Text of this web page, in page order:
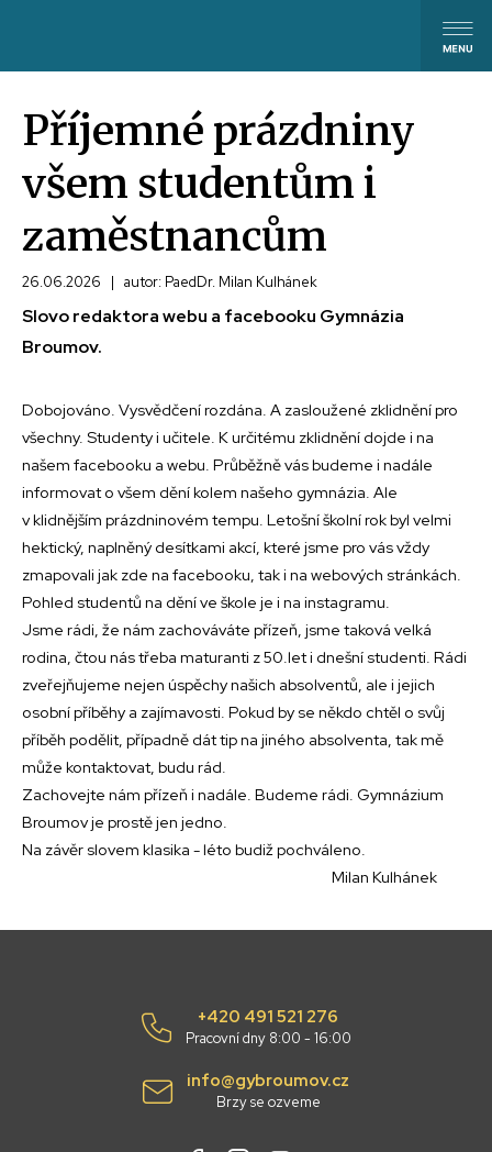
Příjemné prázdniny
všem studentům i
zaměstnancům
26.06.2026 | autor: PaedDr. Milan Kulhánek
Slovo redaktora webu a facebooku Gymnázia
Broumov.
Dobojováno. Vysvědčení rozdána. A zasloužené zklidnění pro
všechny. Studenty i učitele. K určitému zklidnění dojde i na
našem facebooku a webu. Průběžně vás budeme i nadále
informovat o všem dění kolem našeho gymnázia. Ale
v klidnějším prázdninovém tempu. Letošní školní rok byl velmi
hektický, naplněný desítkami akcí, které jsme pro vás vždy
zmapovali jak zde na facebooku, tak i na webových stránkách.
Pohled studentů na dění ve škole je i na instagramu.
Jsme rádi, že nám zachováváte přízeň, jsme taková velká
rodina, čtou nás třeba maturanti z 50.let i dnešní studenti. Rádi
zveřejňujeme nejen úspěchy našich absolventů, ale i jejich
osobní příběhy a zajímavosti. Pokud by se někdo chtěl o svůj
příběh podělit, případně dát tip na jiného absolventa, tak mě
může kontaktovat, budu rád.
Zachovejte nám přízeň i nadále. Budeme rádi. Gymnázium
Broumov je prostě jen jedno.
Na závěr slovem klasika - léto budiž pochváleno.
Milan Kulhánek
+420 491 521 276
Pracovní dny 8:00 - 16:00
info@gybroumov.cz
Brzy se ozveme